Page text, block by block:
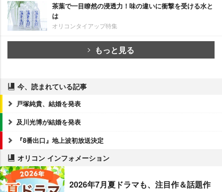
茶葉で一目瞭然の浸透力！味の違いに衝撃を受ける水と
は
オリコンタイアップ特集
もっと見る
今、読まれている記事
戸塚純貴、結婚を発表
及川光博が結婚を発表
『8番出口』地上波初放送決定
オリコン インフォメーション
2026年7月夏ドラマも、注目作＆話題作